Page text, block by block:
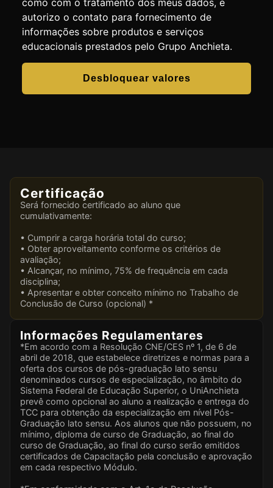
como com o tratamento dos meus dados, e
autorizo o contato para fornecimento de
informações sobre produtos e serviços
educacionais prestados pelo Grupo Anchieta.
Desbloquear valores
Certificação
Será fornecido certificado ao aluno que
cumulativamente:
• Cumprir a carga horária total do curso;
• Obter aproveitamento conforme os critérios de
avaliação;
• Alcançar, no mínimo, 75% de frequência em cada
disciplina;
• Apresentar e obter conceito mínimo no Trabalho de
Conclusão de Curso (opcional) *
Informações Regulamentares
*Em acordo com a Resolução CNE/CES nº 1, de 6 de
abril de 2018, que estabelece diretrizes e normas para a
oferta dos cursos de pós-graduação lato sensu
denominados cursos de especialização, no âmbito do
Sistema Federal de Educação Superior, o UniAnchieta
prevê como opcional ao aluno a realização e entrega do
TCC para obtenção da especialização em nível Pós-
Graduação lato sensu. Aos alunos que não possuem, no
mínimo, diploma de curso de Graduação, ao final do
curso de Graduação, ao final do curso serão emitidos
certificados de Capacitação pela conclusão e aprovação
em cada respectivo Módulo.